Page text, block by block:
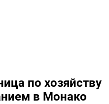
по хозяйству
в Монако